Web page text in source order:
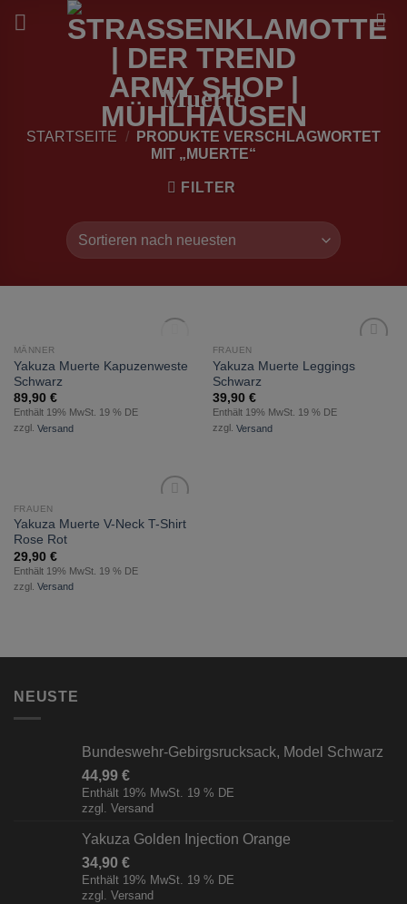
Inhalt
Muerte
STARTSEITE /
PRODUKTE VERSCHLAGWORTET
MIT „MUERTE“
FILTER
Wunschliste
NICHT VORRÄTIG
MÄNNER
Yakuza Muerte Kapuzenweste
Schwarz
89,90 €
Enthält 19% MwSt. 19 % DE
zzgl. Versand
Wunschliste
FRAUEN
Yakuza Muerte Leggings
Schwarz
39,90 €
Enthält 19% MwSt. 19 % DE
zzgl. Versand
zur
Wunschliste
FRAUEN
Yakuza Muerte V-Neck T-Shirt
Rose Rot
29,90 €
Enthält 19% MwSt. 19 % DE
zzgl. Versand
NEUSTE
Bundeswehr-Gebirgsrucksack, Model Schwarz
44,99 €
Enthält 19% MwSt. 19 % DE
zzgl. Versand
Yakuza Golden Injection Orange
34,90 €
Enthält 19% MwSt. 19 % DE
zzgl. Versand